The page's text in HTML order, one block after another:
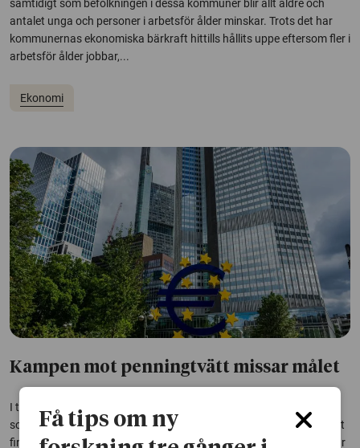
samtidigt som befolkningen i dessa kommuner blir allt äldre och
antalet unga och personer i arbetsför ålder minskar. Trots det har
kommunernas ekonomiska bärkraft hittills hållits uppe eftersom fler i
arbetsför ålder jobbar,...
Ekonomi
Kampen mot penningtvätt missar målet
I tre decennier har arbetet mot penningtvätt byggt på ett system
som har sett stabilt ut, men som har fungerat sämre i praktiken. Det
finns massor av riktlinjer och regler, men det är oklart om de stoppar
Få tips om ny